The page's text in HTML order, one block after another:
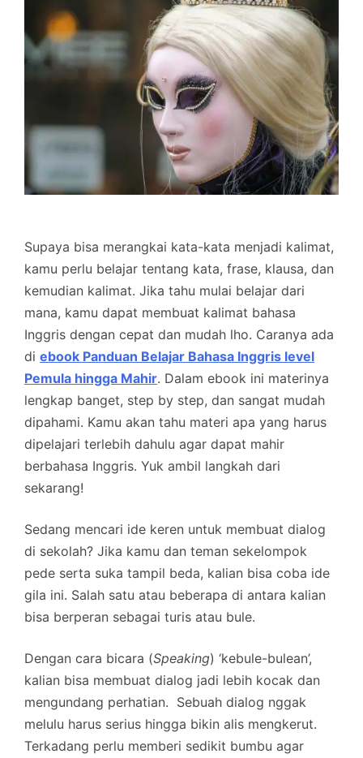
Supaya bisa merangkai kata-kata menjadi kalimat,
kamu perlu belajar tentang kata, frase, klausa, dan
kemudian kalimat. Jika tahu mulai belajar dari
mana, kamu dapat membuat kalimat bahasa
Inggris dengan cepat dan mudah lho. Caranya ada
di ebook Panduan Belajar Bahasa Inggris level
Pemula hingga Mahir. Dalam ebook ini materinya
lengkap banget, step by step, dan sangat mudah
dipahami. Kamu akan tahu materi apa yang harus
dipelajari terlebih dahulu agar dapat mahir
berbahasa Inggris. Yuk ambil langkah dari
sekarang!
Sedang mencari ide keren untuk membuat dialog
di sekolah? Jika kamu dan teman sekelompok
pede serta suka tampil beda, kalian bisa coba ide
gila ini. Salah satu atau beberapa di antara kalian
bisa berperan sebagai turis atau bule.
Dengan cara bicara (Speaking) ‘kebule-bulean’,
kalian bisa membuat dialog jadi lebih kocak dan
mengundang perhatian. Sebuah dialog nggak
melulu harus serius hingga bikin alis mengkerut.
Terkadang perlu memberi sedikit bumbu agar